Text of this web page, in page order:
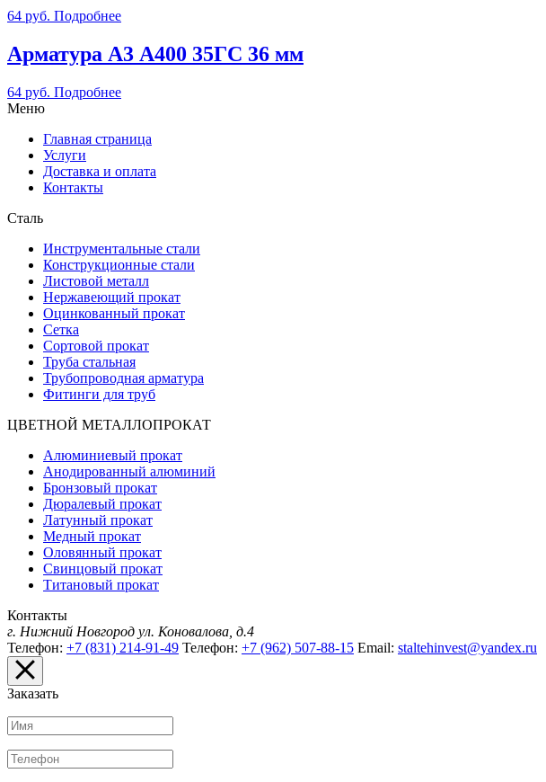
64 руб. Подробнее
Арматура А3 А400 35ГС 36 мм
64 руб. Подробнее
Меню
Главная страница
Услуги
Доставка и оплата
Контакты
Сталь
Инструментальные стали
Конструкционные стали
Листовой металл
Нержавеющий прокат
Оцинкованный прокат
Сетка
Сортовой прокат
Труба стальная
Трубопроводная арматура
Фитинги для труб
ЦВЕТНОЙ МЕТАЛЛОПРОКАТ
Алюминиевый прокат
Анодированный алюминий
Бронзовый прокат
Дюралевый прокат
Латунный прокат
Медный прокат
Оловянный прокат
Свинцовый прокат
Титановый прокат
Контакты
г. Нижний Новгород ул. Коновалова, д.4
Телефон: +7 (831) 214-91-49 Телефон: +7 (962) 507-88-15 Email: staltehinvest@yandex.ru
Заказать